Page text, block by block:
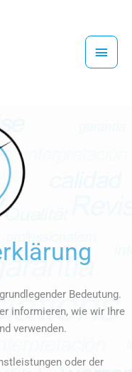
Bedeutung.
informieren, wie wir Ihre
verwenden.
oder der